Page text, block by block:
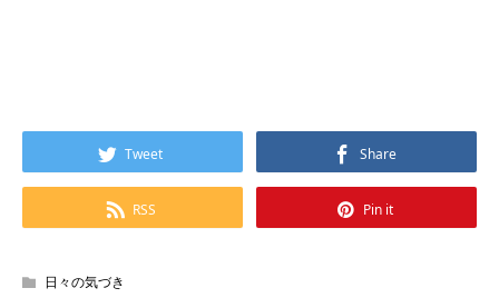
Tweet Share
RSS Pin it
日々の気づき